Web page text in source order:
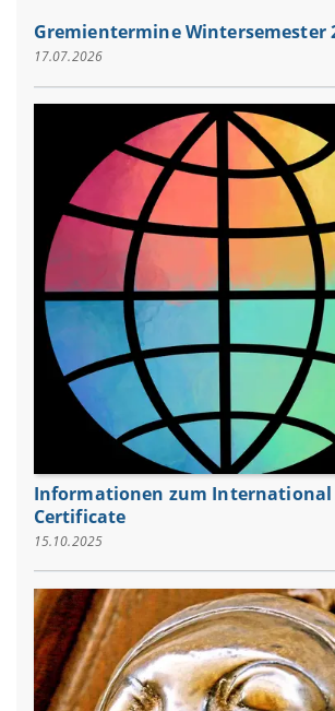
Gremientermine Wintersemester
17.07.2026
Informationen zum International
Certificate
15.10.2025